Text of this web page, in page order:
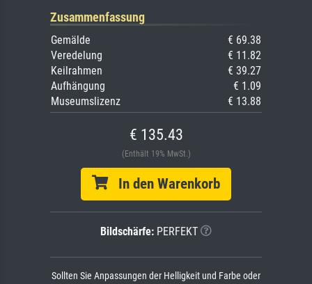
Zusammenfassung
Gemälde
€ 69.38
Veredelung
€ 11.82
Keilrahmen
€ 39.27
Aufhängung
€ 1.09
Museumslizenz
€ 13.88
€ 135.43
(Enthält 19% MwSt.)
In den Warenkorb
Bildschärfe: PERFEKT
Sollten Sie Anpassungen der Helligkeit und Farbe oder